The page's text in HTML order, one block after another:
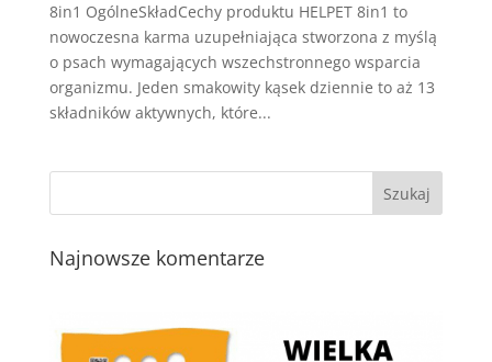
8in1 OgólneSkładCechy produktu HELPET 8in1 to
nowoczesna karma uzupełniająca stworzona z myślą
o psach wymagających wszechstronnego wsparcia
organizmu. Jeden smakowity kąsek dziennie to aż 13
składników aktywnych, które...
Najnowsze komentarze